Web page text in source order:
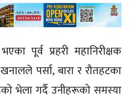
पूर्व प्रहरी महानिरीक्षक
पर्सा, बारा र रौतहटका
भेला गर्दै उनीहरूको समस्या